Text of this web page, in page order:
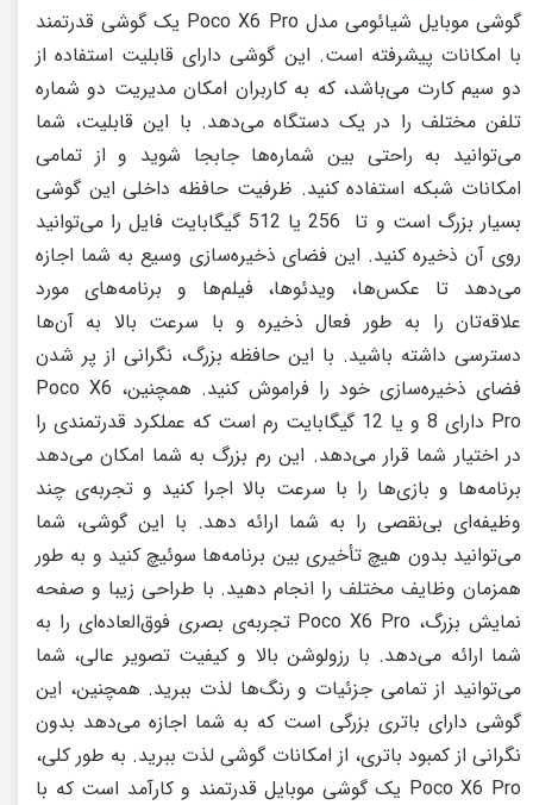
گوشی موبایل شیائومی مدل Poco X6 Pro یک گوشی قدرتمند
با امکانات پیشرفته است. این گوشی دارای قابلیت استفاده از
دو سیم کارت می‌باشد، که به کاربران امکان مدیریت دو شماره
تلفن مختلف را در یک دستگاه می‌دهد. با این قابلیت، شما
می‌توانید به راحتی بین شماره‌ها جابجا شوید و از تمامی
امکانات شبکه استفاده کنید. ظرفیت حافظه داخلی این گوشی
بسیار بزرگ است و تا 256 یا 512 گیگابایت فایل را می‌توانید
روی آن ذخیره کنید. این فضای ذخیره‌سازی وسیع به شما اجازه
می‌دهد تا عکس‌ها، ویدئوها، فیلم‌ها و برنامه‌های مورد
علاقه‌تان را به طور فعال ذخیره و با سرعت بالا به آن‌ها
دسترسی داشته باشید. با این حافظه بزرگ، نگرانی از پر شدن
فضای ذخیره‌سازی خود را فراموش کنید. همچنین، Poco X6
Pro دارای 8 و یا 12 گیگابایت رم است که عملکرد قدرتمندی را
در اختیار شما قرار می‌دهد. این رم بزرگ به شما امکان می‌دهد
برنامه‌ها و بازی‌ها را با سرعت بالا اجرا کنید و تجربه‌ی چند
وظیفه‌ای بی‌نقصی را به شما ارائه دهد. با این گوشی، شما
می‌توانید بدون هیچ تأخیری بین برنامه‌ها سوئیچ کنید و به طور
همزمان وظایف مختلف را انجام دهید. با طراحی زیبا و صفحه
نمایش بزرگ، Poco X6 Pro تجربه‌ی بصری فوق‌العاده‌ای را به
شما ارائه می‌دهد. با رزولوشن بالا و کیفیت تصویر عالی، شما
می‌توانید از تمامی جزئیات و رنگ‌ها لذت ببرید. همچنین، این
گوشی دارای باتری بزرگی است که به شما اجازه می‌دهد بدون
نگرانی از کمبود باتری، از امکانات گوشی لذت ببرید. به طور کلی،
Poco X6 Pro یک گوشی موبایل قدرتمند و کارآمد است که با